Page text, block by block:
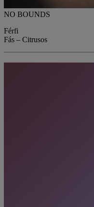
NO BOUNDS
Férfi
Fás – Citrusos